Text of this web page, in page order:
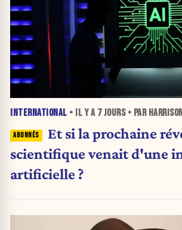
INTERNATIONAL • IL Y A 7 JOURS• PAR
Et si la prochaine
scientifique venait d'une
artificielle ?